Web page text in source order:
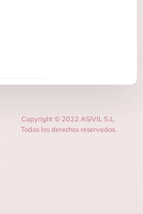
Copyright © 2022 ASIVIL S.L,
Todos los derechos reservados.